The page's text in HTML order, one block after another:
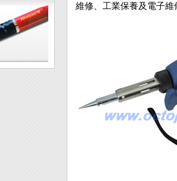
維修、工業保養及電子維